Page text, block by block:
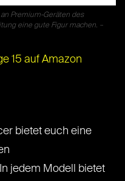
Premium-Geräten des
eine gute Figur machen. –
15 auf Amazon
bietet euch eine
jedem Modell bietet